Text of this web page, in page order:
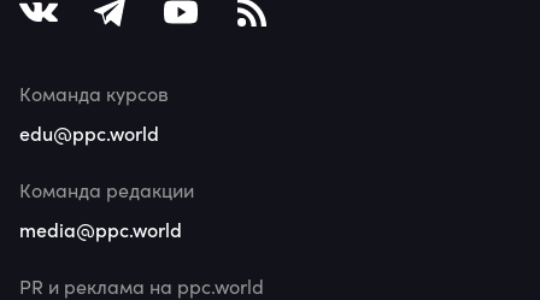
Команда курсов
edu@ppc.world
Команда редакции
media@ppc.world
PR и реклама на ppc.world